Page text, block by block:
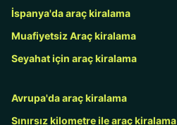
İspanya'da araç kiralama
Muafiyetsiz Araç kiralama
Seyahat için araç kiralama
Avrupa'da araç kiralama
Sınırsız kilometre ile araç kiralama